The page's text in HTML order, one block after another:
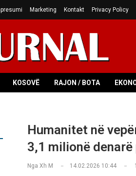
Marketing Kontakt Privacy Policy
KOSOVË RAJON / BOTA
Humanitet në
3,1 milionë
Nga Xh M 14.02.2026 10:44